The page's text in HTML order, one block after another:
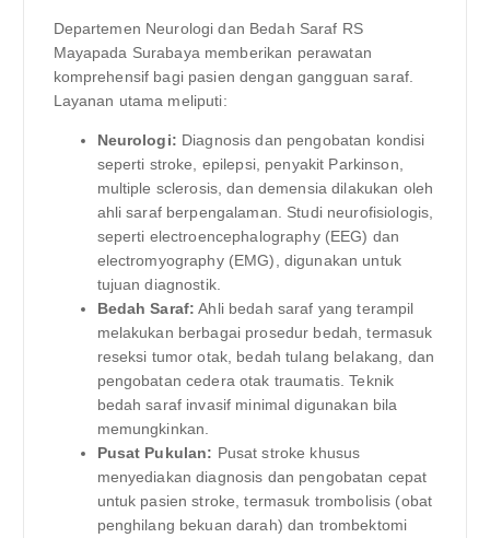
Departemen Neurologi dan Bedah Saraf RS
Mayapada Surabaya memberikan perawatan
komprehensif bagi pasien dengan gangguan saraf.
Layanan utama meliputi:
Neurologi: Diagnosis dan pengobatan kondisi
seperti stroke, epilepsi, penyakit Parkinson,
multiple sclerosis, dan demensia dilakukan oleh
ahli saraf berpengalaman. Studi neurofisiologis,
seperti electroencephalography (EEG) dan
electromyography (EMG), digunakan untuk
tujuan diagnostik.
Bedah Saraf: Ahli bedah saraf yang terampil
melakukan berbagai prosedur bedah, termasuk
reseksi tumor otak, bedah tulang belakang, dan
pengobatan cedera otak traumatis. Teknik
bedah saraf invasif minimal digunakan bila
memungkinkan.
Pusat Pukulan: Pusat stroke khusus
menyediakan diagnosis dan pengobatan cepat
untuk pasien stroke, termasuk trombolisis (obat
penghilang bekuan darah) dan trombektomi